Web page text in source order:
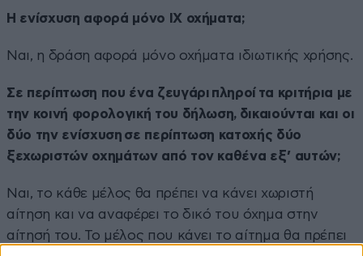
Η ενίσχυση αφορά μόνο ΙΧ οχήματα;
Ναι, η δράση αφορά μόνο οχήματα ιδιωτικής χρήσης.
Σε περίπτωση που ένα ζευγάρι πληροί τα κριτήρια με
την κοινή φορολογική του δήλωση, δικαιούνται και οι
δύο την ενίσχυση σε περίπτωση κατοχής δύο
ξεχωριστών οχημάτων από τον καθένα εξ’ αυτών;
Ναι, το κάθε μέλος θα πρέπει να κάνει χωριστή
αίτηση και να αναφέρει το δικό του όχημα στην
αίτησή του. Το μέλος που κάνει το αίτημα θα πρέπει